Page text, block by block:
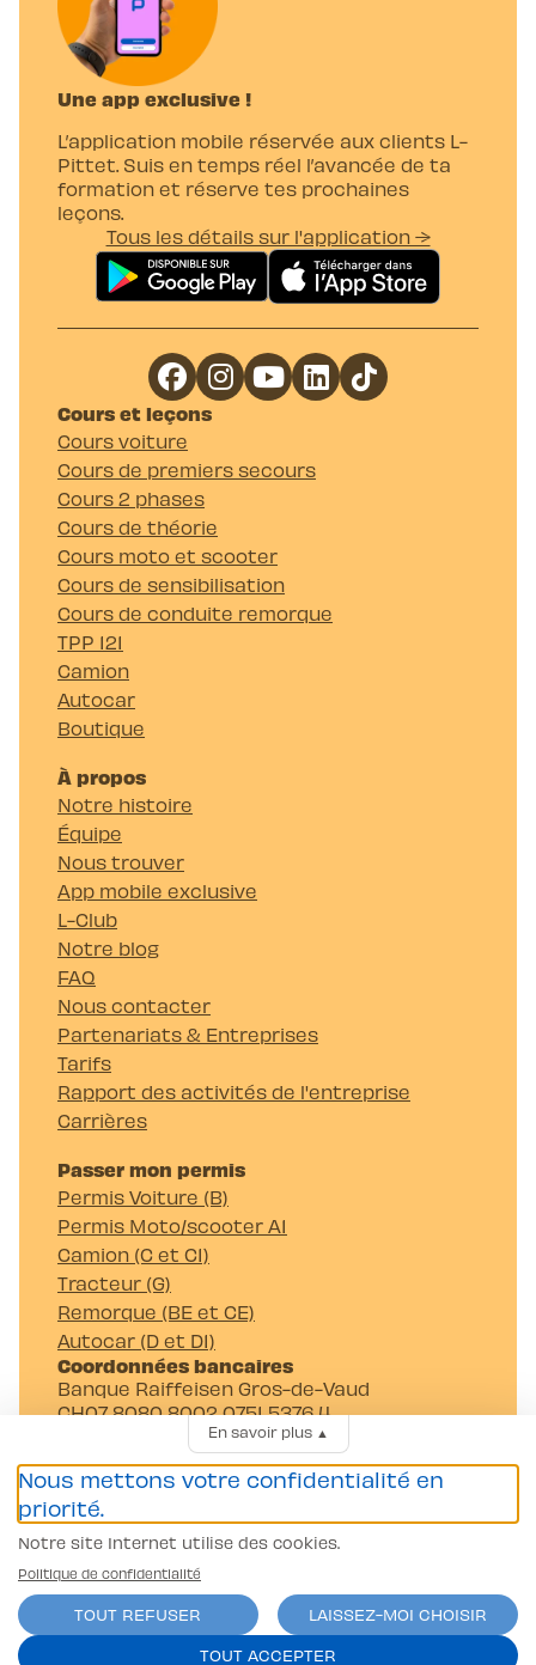
Une app exclusive !
L’application mobile réservée aux clients L-
Pittet. Suis en temps réel l’avancée de ta
formation et réserve tes prochaines
leçons.
Tous les détails sur l'application →
Cours et leçons
Cours voiture
Cours de premiers secours
Cours 2 phases
Cours de théorie
Cours moto et scooter
Cours de sensibilisation
Cours de conduite remorque
TPP 121
Camion
Autocar
Boutique
À propos
Notre histoire
Équipe
Nous trouver
App mobile exclusive
L-Club
Notre blog
FAQ
Nous contacter
Partenariats & Entreprises
Tarifs
Rapport des activités de l'entreprise
Carrières
Passer mon permis
Permis Voiture (B)
Permis Moto/scooter A1
Camion (C et C1)
Tracteur (G)
Remorque (BE et CE)
Autocar (D et D1)
Coordonnées bancaires
Banque Raiffeisen Gros-de-Vaud
CH07 8080 8002 0751 5376 4
Auto-Moto-Ecole Pittet SA
Av. Juste-Olivier 23 1006 Lausanne
Conditions générales
En savoir plus▲
Nous mettons votre confidentialité en
priorité.
Notre site Internet utilise des cookies.
Politique de confidentialité
TOUT REFUSER
LAISSEZ-MOI CHOISIR
TOUT ACCEPTER